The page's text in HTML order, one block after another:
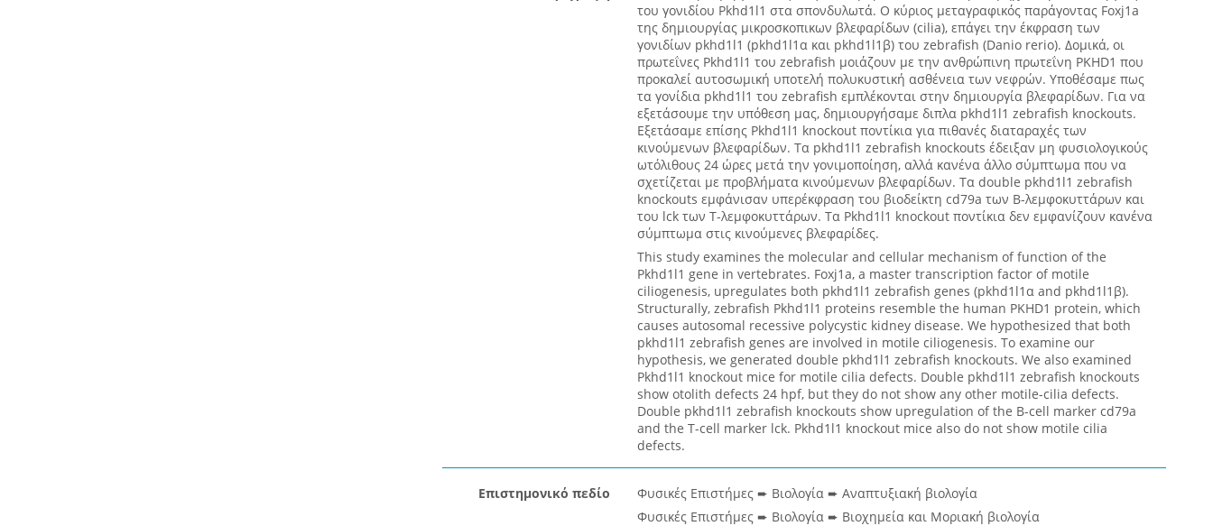
του γονιδίου Pkhd1l1 στα σπονδυλωτά. Ο κύριος μεταγραφικός παράγοντας Foxj1a
της δημιουργίας μικροσκοπικων βλεφαρίδων (cilia), επάγει την έκφραση των
γονιδίων pkhd1l1 (pkhd1l1α και pkhd1l1β) του zebrafish (Danio rerio). Δομικά, οι
πρωτεΐνες Pkhd1l1 του zebrafish μοιάζουν με την ανθρώπινη πρωτεΐνη PKHD1 που
προκαλεί αυτοσωμική υποτελή πολυκυστική ασθένεια των νεφρών. Υποθέσαμε πως
τα γονίδια pkhd1l1 του zebrafish εμπλέκονται στην δημιουργία βλεφαρίδων. Για να
εξετάσουμε την υπόθεση μας, δημιουργήσαμε διπλα pkhd1l1 zebrafish knockouts.
Εξετάσαμε επίσης Pkhd1l1 knockout ποντίκια για πιθανές διαταραχές των
κινούμενων βλεφαρίδων. Τα pkhd1l1 zebrafish knockouts έδειξαν μη φυσιολογικούς
ωτόλιθους 24 ώρες μετά την γονιμοποίηση, αλλά κανένα άλλο σύμπτωμα που να
σχετίζεται με προβλήματα κινούμενων βλεφαρίδων. Τα double pkhd1l1 zebrafish
knockouts εμφάνισαν υπερέκφραση του βιοδείκτη cd79a των Β-λεμφοκυττάρων και
του lck των Τ-λεμφοκυττάρων. Τα Pkhd1l1 knockout ποντίκια δεν εμφανίζουν κανένα
σύμπτωμα στις κινούμενες βλεφαρίδες.
This study examines the molecular and cellular mechanism of function of the
Pkhd1l1 gene in vertebrates. Foxj1a, a master transcription factor of motile
ciliogenesis, upregulates both pkhd1l1 zebrafish genes (pkhd1l1α and pkhd1l1β).
Structurally, zebrafish Pkhd1l1 proteins resemble the human PKHD1 protein, which
causes autosomal recessive polycystic kidney disease. We hypothesized that both
pkhd1l1 zebrafish genes are involved in motile ciliogenesis. To examine our
hypothesis, we generated double pkhd1l1 zebrafish knockouts. We also examined
Pkhd1l1 knockout mice for motile cilia defects. Double pkhd1l1 zebrafish knockouts
show otolith defects 24 hpf, but they do not show any other motile-cilia defects.
Double pkhd1l1 zebrafish knockouts show upregulation of the B-cell marker cd79a
and the T-cell marker lck. Pkhd1l1 knockout mice also do not show motile cilia
defects.
Επιστημονικό πεδίο
Φυσικές Επιστήμες ➨ Βιολογία ➨ Αναπτυξιακή βιολογία
Φυσικές Επιστήμες ➨ Βιολογία ➨ Βιοχημεία και Μοριακή βιολογία